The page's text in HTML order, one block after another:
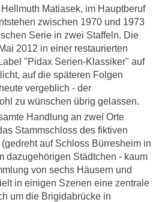
Matiasek, im Hauptberuf
zwischen 1970 und 1973
Serie in zwei Staffeln. Die
2012 in einer restaurierten
"Pidax Serien-Klassiker" auf
auf die späteren Folgen
vergeblich - der
zu wünschen übrig gelassen.
Handlung an zwei Orte
Stammschloss des fiktiven
auf Schloss Bürresheim in
dazugehörigen Städtchen - kaum
von sechs Häusern und
in einigen Szenen eine zentrale
um die Brigidabrücke in